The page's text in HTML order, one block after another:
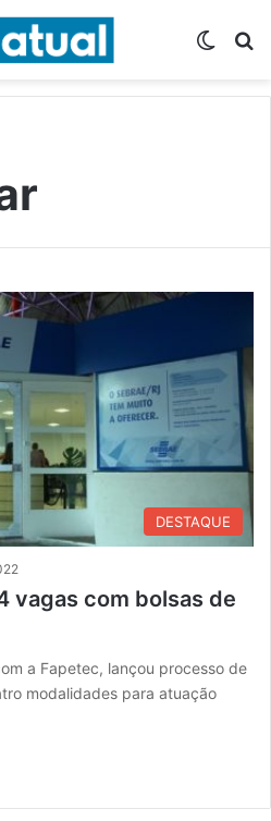
DESTAQUE
vagas com bolsas de
a Fapetec, lançou processo de
modalidades para atuação